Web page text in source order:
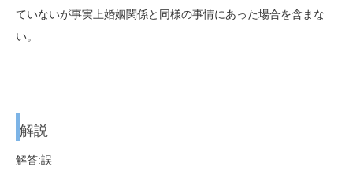
ていないが事実上婚姻関係と同様の事情にあった場合を含まな
い。
解説
解答:誤